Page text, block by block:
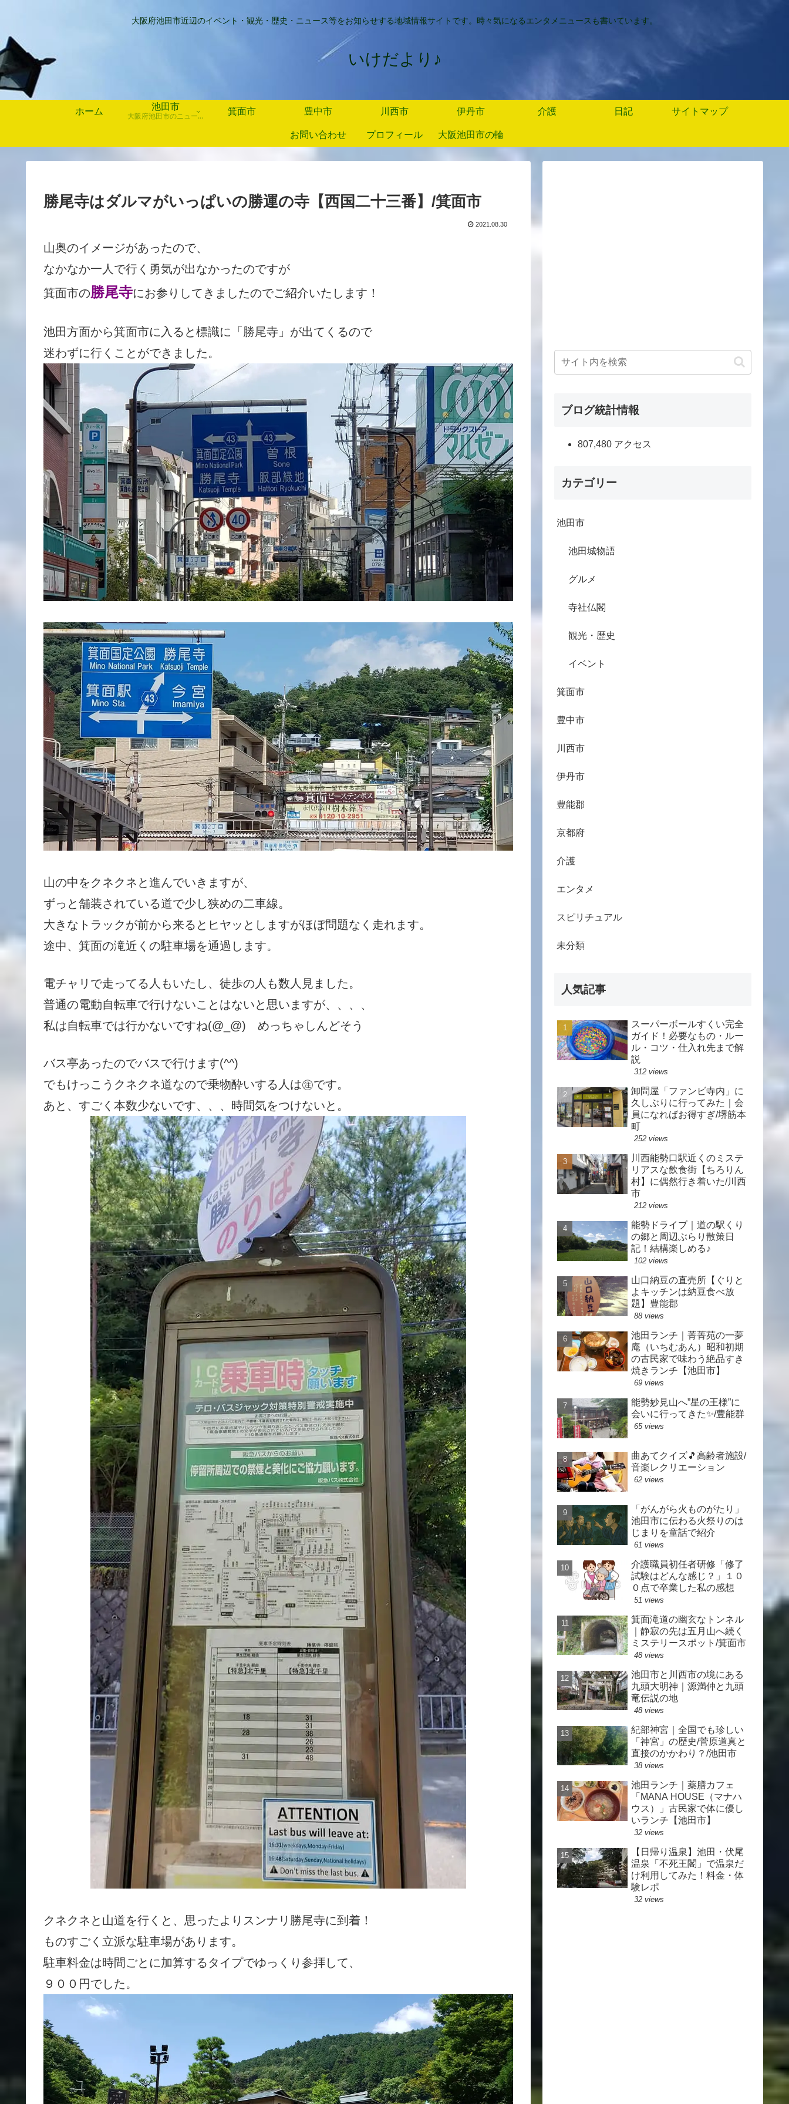
大阪府池田市近辺のイベント・観光・歴史・ニュース等をお知らせする地域情報サイトです。時々気になるエンタメニュースも書いています。
いけだより♪
ホーム
池田市
大阪府池田市のニュース、歴史や行事、お店情報など
箕面市 豊中市 川西市 伊丹市 介護 日記 サイトマップ
お問い合わせ プロフィール 大阪池田市の輪
勝尾寺はダルマがいっぱいの勝運の寺【西国二十三番】/箕面市
2021.08.30
山奥のイメージがあったので、
なかなか一人で行く勇気が出なかったのですが
箕面市の勝尾寺にお参りしてきましたのでご紹介いたします！
池田方面から箕面市に入ると標識に「勝尾寺」が出てくるので
迷わずに行くことができました。
山の中をクネクネと進んでいきますが、
ずっと舗装されている道で少し狭めの二車線。
大きなトラックが前から来るとヒヤッとしますがほぼ問題なく走れます。
途中、箕面の滝近くの駐車場を通過します。
電チャリで走ってる人もいたし、徒歩の人も数人見ました。
普通の電動自転車で行けないことはないと思いますが、、、、
私は自転車では行かないですね(@_@) めっちゃしんどそう
バス亭あったのでバスで行けます(^^)
でもけっこうクネクネ道なので乗物酔いする人は㊟です。
あと、すごく本数少ないです、、、時間気をつけないと。
クネクネと山道を行くと、思ったよりスンナリ勝尾寺に到着！
ものすごく立派な駐車場があります。
駐車料金は時間ごとに加算するタイプでゆっくり参拝して、
９００円でした。
ブログ統計情報
807,480 アクセス
カテゴリー
池田市
池田城物語
グルメ
寺社仏閣
観光・歴史
イベント
箕面市
豊中市
川西市
伊丹市
豊能郡
京都府
介護
エンタメ
スピリチュアル
未分類
人気記事
スーパーボールすくい完全
ガイド！必要なもの・ルー
ル・コツ・仕入れ先まで解
説
312 views
卸問屋「ファンビ寺内」に
久しぶりに行ってみた｜会
員になればお得すぎ/堺筋本
町
252 views
川西能勢口駅近くのミステ
リアスな飲食街【ちろりん
村】に偶然行き着いた/川西
市
212 views
能勢ドライブ｜道の駅くり
の郷と周辺ぶらり散策日
記！結構楽しめる♪
102 views
山口納豆の直売所【ぐりと
よキッチンは納豆食べ放
題】豊能郡
88 views
池田ランチ｜菁菁苑の一夢
庵（いちむあん）昭和初期
の古民家で味わう絶品すき
焼きランチ【池田市】
69 views
能勢妙見山へ”星の王様”に
会いに行ってきた✨/豊能群
65 views
曲あてクイズ🎵高齢者施設/
音楽レクリエーション
62 views
「がんがら火ものがたり」
池田市に伝わる火祭りのは
じまりを童話で紹介
61 views
介護職員初任者研修「修了
試験はどんな感じ？」１０
０点で卒業した私の感想
51 views
箕面滝道の幽玄なトンネル
｜静寂の先は五月山へ続く
ミステリースポット/箕面市
48 views
池田市と川西市の境にある
九頭大明神｜源満仲と九頭
竜伝説の地
48 views
紀部神宮｜全国でも珍しい
「神宮」の歴史/菅原道真と
直接のかかわり？/池田市
38 views
池田ランチ｜薬膳カフェ
「MANA HOUSE（マナハ
ウス）」古民家で体に優し
いランチ【池田市】
32 views
【日帰り温泉】池田・伏尾
温泉「不死王閣」で温泉だ
け利用してみた！料金・体
験レポ
32 views